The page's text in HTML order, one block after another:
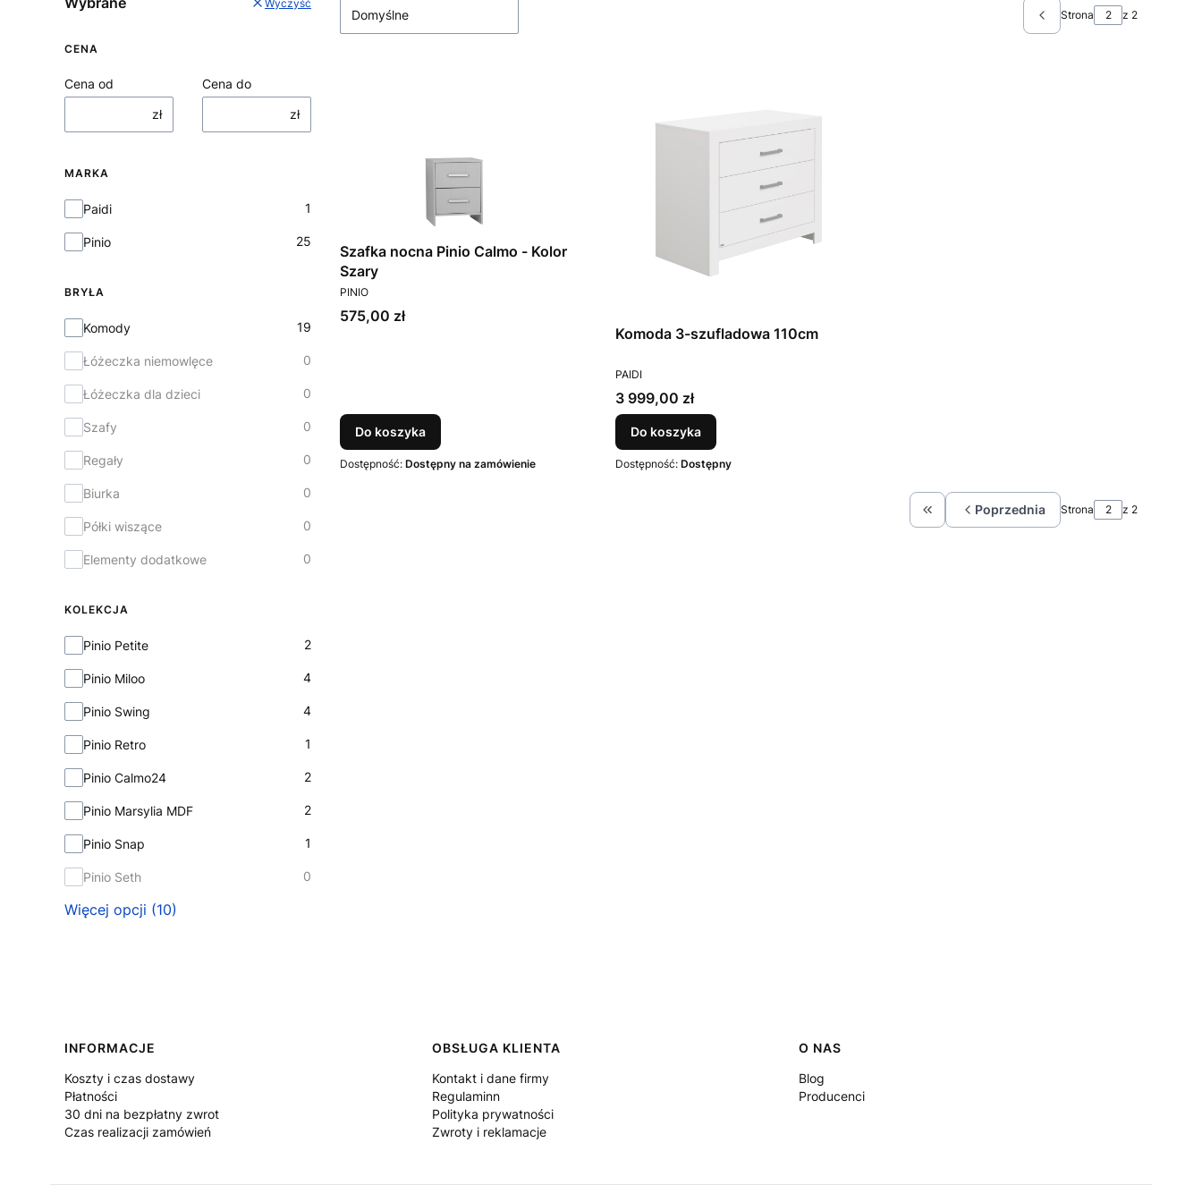
Wyczyść
CENA
Cena od
zł
Cena do
zł
MARKA
Marka
Paidi 1
Pinio 25
BRYŁA
BryłaKomody 19
Łóżeczka niemowlęce 0
Łóżeczka dla dzieci 0
Szafy 0
Regały 0
Biurka 0
Półki wiszące 0
Elementy dodatkowe 0
KOLEKCJA
Kolekcja
Pinio Petite 2
Pinio Miloo 4
Pinio Swing 4
Pinio Retro 1
Pinio Calmo24 2
Pinio Marsylia MDF 2
Pinio Snap 1
Pinio Seth 0
Więcej opcji (10)
Domyślne Poprzednie produkty
Strona z 2
Szafka nocna Pinio Calmo - Kolor
Szary
PRODUCENT
PINIO
Cena
575,00 zł
Do koszyka
Dostępność: Dostępny na zamówienie
Komoda 3-szufladowa 110cm
PRODUCENT
PAIDI
Cena
3 999,00 zł
Do koszyka
Dostępność: Dostępny
Wróć do pierwszej strony z produktami
Poprzednia Strona z 2
Linki w stopce
INFORMACJE
Koszty i czas dostawy
Płatności
30 dni na bezpłatny zwrot
Czas realizacji zamówień
OBSŁUGA KLIENTA
Kontakt i dane firmy
Regulaminn
Polityka prywatności
Zwroty i reklamacje
O NAS
Blog
Producenci